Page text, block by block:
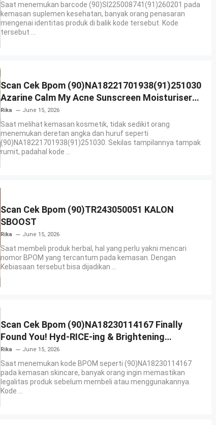
Saat menemukan barcode (90)SI225008741(91)260201 pada
kemasan suplemen kesehatan, banyak orang penasaran
mengenai identitas produk di balik kode tersebut. Kode
tersebut ...
Scan Cek Bpom (90)NA18221701938(91)251030
Azarine Calm My Acne Sunscreen Moisturiser
SPF 35
Rika June 15, 2026
Saat melihat kemasan kosmetik, tidak sedikit orang
menemukan deretan angka dan huruf seperti
(90)NA18221701938(91)251030. Sekilas tampilannya tampak
rumit, padahal kode ...
Scan Cek Bpom (90)TR243050051 KALON
SBOOST
Rika June 15, 2026
Saat membeli produk herbal, hal yang perlu yakni mencari
nomor BPOM yang tercantum pada kemasan. Dengan
Kebiasaan tersebut bisa dijadikan ...
Scan Cek Bpom (90)NA18230114167 Finally
Found You! Hyd-RICE-ing & Brightening
Essence Booster
Rika June 15, 2026
Saat menemukan kode BPOM seperti (90)NA18230114167
pada kemasan skincare, banyak orang ingin memastikan
legalitas produk sebelum membeli atau menggunakannya.
Kode ...